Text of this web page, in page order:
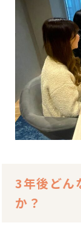
3年後どん
か？